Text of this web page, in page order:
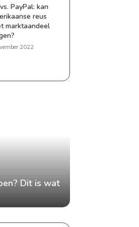
PayPal: kan
reus
marktaandeel
2022
Dit is wat